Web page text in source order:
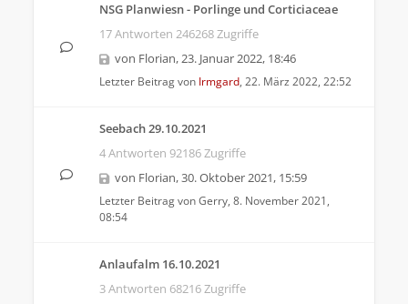
NSG Planwiesn - Porlinge und Corticiaceae
17 Antworten 246268 Zugriffe
von Florian,23. Januar 2022, 18:46
Letzter Beitrag von Irmgard, 22. März 2022, 22:52
Seebach 29.10.2021
4 Antworten 92186 Zugriffe
von Florian,30. Oktober 2021, 15:59
Letzter Beitrag vonGerry, 8. November 2021,
08:54
Anlaufalm 16.10.2021
3 Antworten 68216 Zugriffe